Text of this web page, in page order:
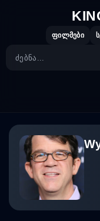
ფილმები